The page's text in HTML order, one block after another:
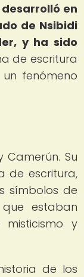
en
de Nsibidi
y ha sido
de escritura
fenómeno
Camerún. Su
de escritura,
símbolos de
estaban
y
de los